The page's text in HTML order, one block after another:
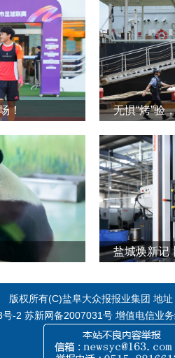
！ 无惧“烤”验
版权所有(C)盐阜大众报报业集团 地
号-2 苏新网备2007031号 增值电信业